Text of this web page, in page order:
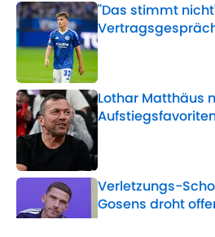
"Das stimmt
Published by on
Lothar Matthäus
Verletzungs-
Gosens droht
Published by on